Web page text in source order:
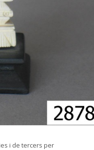
i de tercers per